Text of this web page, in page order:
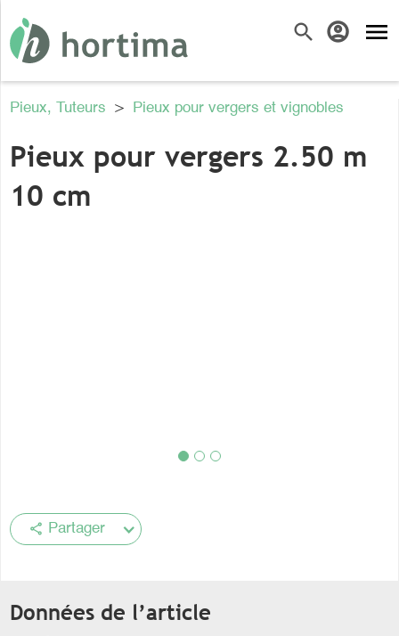
search account_circle menu
Pieux, Tuteurs > Pieux pour vergers et vignobles
Pieux pour vergers 2.50 m
10 cm
share Partager
Données de l’article